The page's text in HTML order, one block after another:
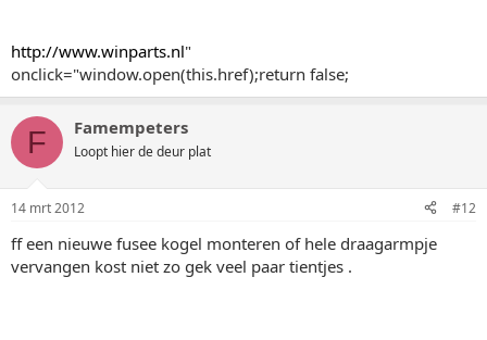
http://www.winparts.nl"
onclick="window.open(this.href);return false;
F Famempeters
Loopt hier de deur plat
14 mrt 2012 #12
ff een nieuwe fusee kogel monteren of hele draagarmpje
vervangen kost niet zo gek veel paar tientjes .